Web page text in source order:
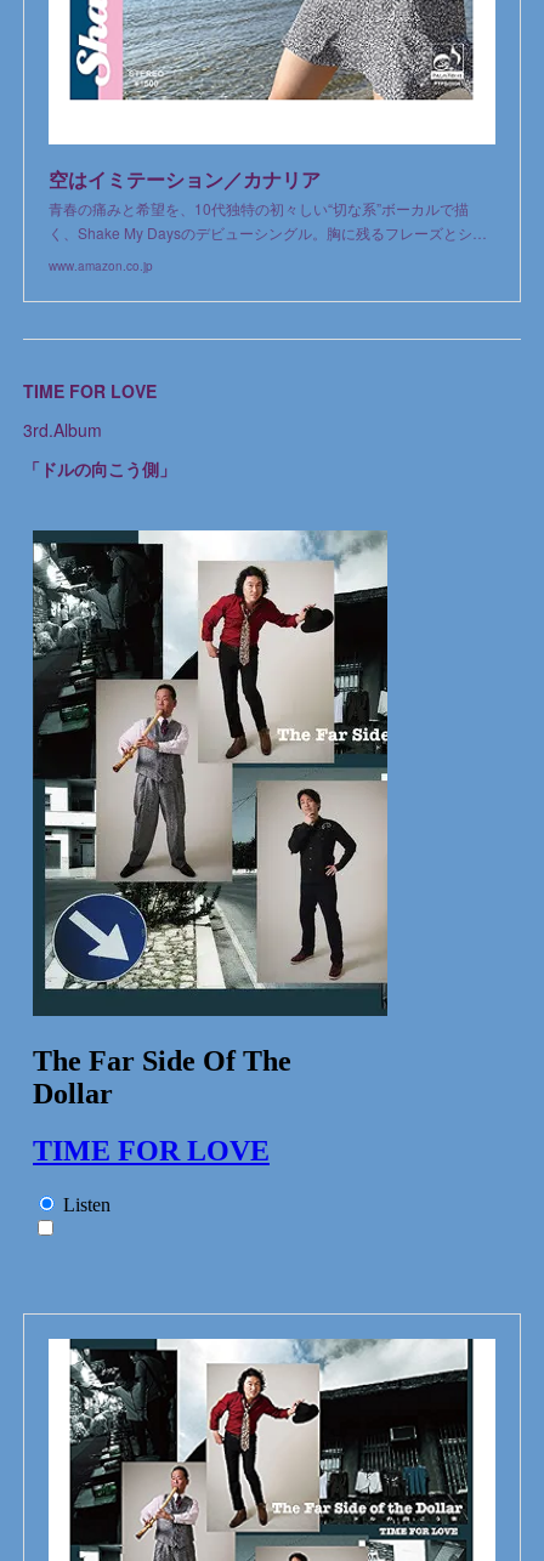
空はイミテーション／カナリア
青春の痛みと希望を、10代独特の初々しい“切な系”ボーカルで描
く、Shake My Daysのデビューシングル。胸に残るフレーズとシ…
www.amazon.co.jp
TIME FOR LOVE
3rd.Album
「ドルの向こう側」